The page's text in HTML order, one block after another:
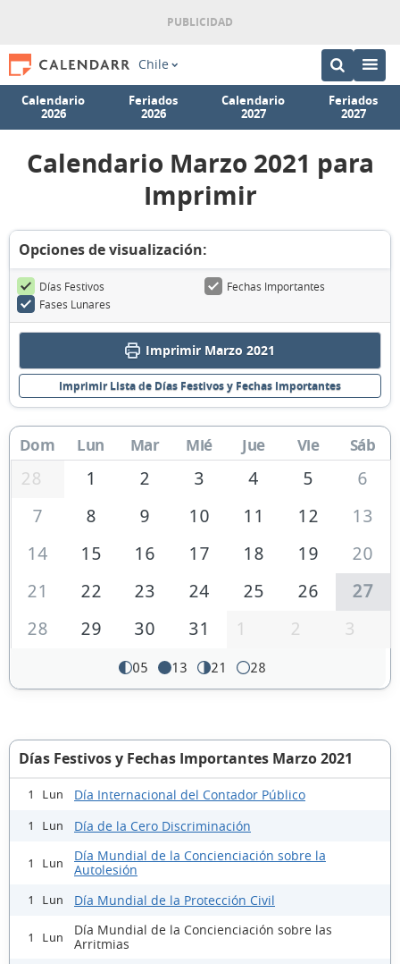
Chile
Calendario
2026
Feriados
2026
Calendario
2027
Feriados
2027
Calendario Marzo 2021 para
Imprimir
Opciones de visualización:
Días Festivos
Fechas Importantes
Fases Lunares
Imprimir Marzo 2021
Imprimir Lista de Días Festivos y Fechas Importantes
Dom Lun Mar Mié Jue Vie Sáb
28 1 2 3 4 5
6
7
8 9 10 11 12
13
14
15 16 17 18 19
20
21
22 23 24 25 26
27
28
29 30 31 1 2 3
05 13 21 28
Días Festivos y Fechas Importantes Marzo 2021
1 Lun Día Internacional del Contador Público
1 Lun Día de la Cero Discriminación
1 Lun
Día Mundial de la Concienciación sobre la
Autolesión
1 Lun Día Mundial de la Protección Civil
1 Lun
Día Mundial de la Concienciación sobre las
Arritmias